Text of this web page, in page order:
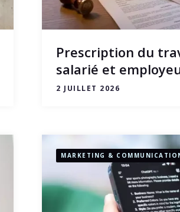
Prescription du
salarié et
2 JUILLET 2026
MARKETING &